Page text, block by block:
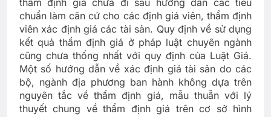
chuẩn làm căn cứ cho các định giá viên, thẩm định
viên xác định giá các tài sản. Quy định về sử dụng
kết quả thẩm định giá ở pháp luật chuyên ngành
cũng chưa thống nhất với quy định của Luật Giá.
Một số hướng dẫn về xác định giá tài sản do các
bộ, ngành địa phương ban hành không dựa trên
nguyên tắc về thẩm định giá, mẫu thuẫn với lý
thuyết chung về thẩm định giá trên cơ sở hình